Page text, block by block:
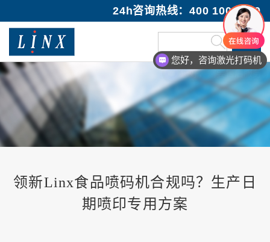
24h咨询热线：400 100 1089
领新Linx食品喷码机合规吗？生产日
期喷印专用方案
您好，咨询激光打码机
您好，需要售后服务